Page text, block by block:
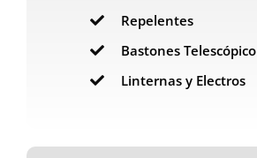
Repelentes
Bastones Telescópico
Linternas y Electros